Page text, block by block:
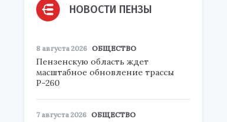
НОВОСТИ ПЕНЗЫ
8 августа 2026 ОБЩЕСТВО
Пензенскую область ждет
масштабное обновление трассы
Р-260
7 августа 2026 ОБЩЕСТВО